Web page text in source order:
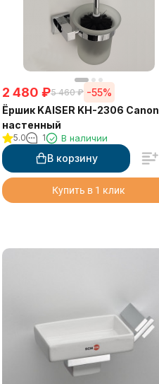
2 480 ₽5 460 ₽ -55%
Ёршик KAISER KH-2306 Canon
настенный
5.0 1 В наличии
В корзину
Купить в 1 клик